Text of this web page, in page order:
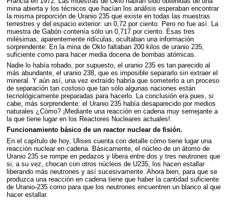
mina abierta y los técnicos que hacían los análisis esperaban encontrar
la misma proporción de Uranio 235 que existe en todas las muestras
terrestres y del espacio exterior: un 0,72 por ciento. Pero no fue así. La
muestra de Gabón contenía sólo un 0,717 por ciento. Esas tres
milésimas, aparentemente ridículas, ocultaban una información
sorprendente: En la mina de Oklo faltaban 200 kilos de uranio 235,
suficiente como para hacer media docena de bombas atómicas.
Nadie lo había robado, por supuesto, el uranio 235 es tan parecido al
más abundante, el uranio 238, que es imposible separarlo sin extraer el
mineral. Y aún así, una vez extraído habría que someterlo a un proceso
de separación tan costoso que tan sólo algunas naciones están
tecnológicamente preparadas para hacerlo. La conclusión era pues, si
cabe, más sorprendente: el Uranio 235 había desaparecido por medios
naturales ¿Cómo? ¡Mediante una reacción en cadena muy semejante a
la que tiene lugar en los Reactores Nucleares actuales!.
Funcionamiento básico de un reactor nuclear de fisión.
En el capítulo de hoy, Ulises cuenta con detalle cómo tiene lugar una
reacción nuclear en cadena. Básicamente, el núcleo de un átomo de
Uranio 235 se rompe en pedazos y libera entre dos y tres neutrones que
si, a su vez, chocan con otros núcleos de U235, los hacen estallar
liberando más neutrones y así sucesivamente. Ahora bien, para que se
produzca una reacción en cadena tiene que haber la cantidad suficiente
de Uranio-235 como para que los neutrones encuentren un blanco al que
hacer estallar.